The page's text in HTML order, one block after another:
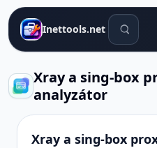
Inettools.net
Xray a sing-box
analyzátor
Xray a sing-box